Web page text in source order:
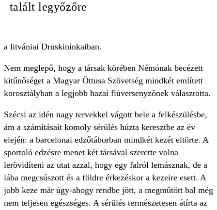
talált legyőzőre
a litvániai Druskininkaiban.
Nem meglepő, hogy a társak körében Némónak becézett
kitűnőséget a Magyar Öttusa Szövetség mindkét említett
korosztályban a legjobb hazai fiúversenyzőnek választotta.
Szécsi az idén nagy tervekkel vágott bele a felkészülésbe,
ám a számításait komoly sérülés húzta keresztbe az év
elején: a barcelonai edzőtáborban mindkét kezét eltörte. A
sportoló edzésre menet két társával szerette volna
lerövidíteni az utat azzal, hogy egy falról lemásznak, de a
lába megcsúszott és a földre érkezéskor a kezeire esett. A
jobb keze már úgy-ahogy rendbe jött, a megműtött bal még
nem teljesen egészséges. A sérülés természetesen átírta az